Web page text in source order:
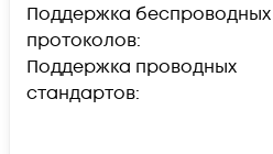
Поддержка беспроводных
протоколов:
Поддержка проводных
стандартов: